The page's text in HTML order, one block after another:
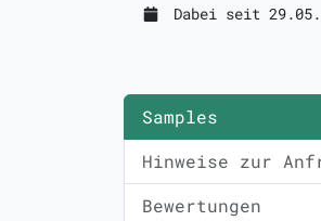
Dabei seit
Samples
Hinweise zur
Bewertungen